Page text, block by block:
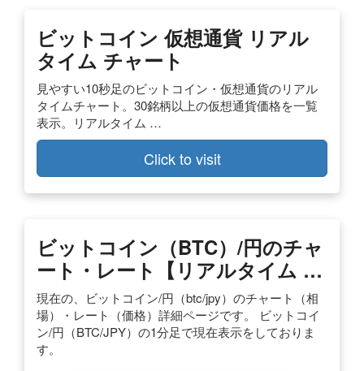
ビットコイン 仮想通貨 リアル
タイム チャート
見やすい10秒足のビットコイン・仮想通貨のリアル
タイムチャート。30銘柄以上の仮想通貨価格を一覧
表示。リアルタイム …
Click to visit
ビットコイン（BTC）/円のチャ
ート・レート【リアルタイム …
現在の、ビットコイン/円（btc/jpy）のチャート（相
場）・レート（価格）詳細ページです。 ビットコイ
ン/円（BTC/JPY）の1分足で現在表示をしておりま
す。